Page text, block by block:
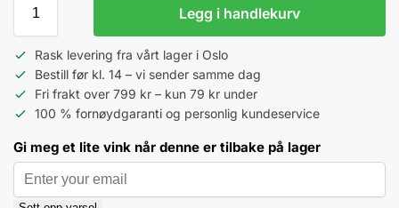
Legg i handlekurv
Rask levering fra vårt lager i Oslo
Bestill før kl. 14 – vi sender samme dag
Fri frakt over 799 kr – kun 79 kr under
100 % fornøydgaranti og personlig kundeservice
Gi meg et lite vink når denne er tilbake på lager